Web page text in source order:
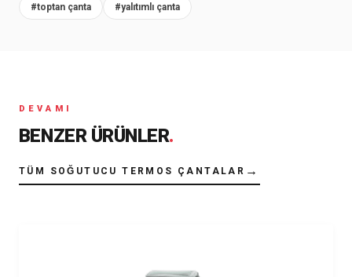
#toptan çanta #yalıtımlı çanta
DEVAMI
BENZER ÜRÜNLER.
TÜM SOĞUTUCU TERMOS ÇANTALAR →